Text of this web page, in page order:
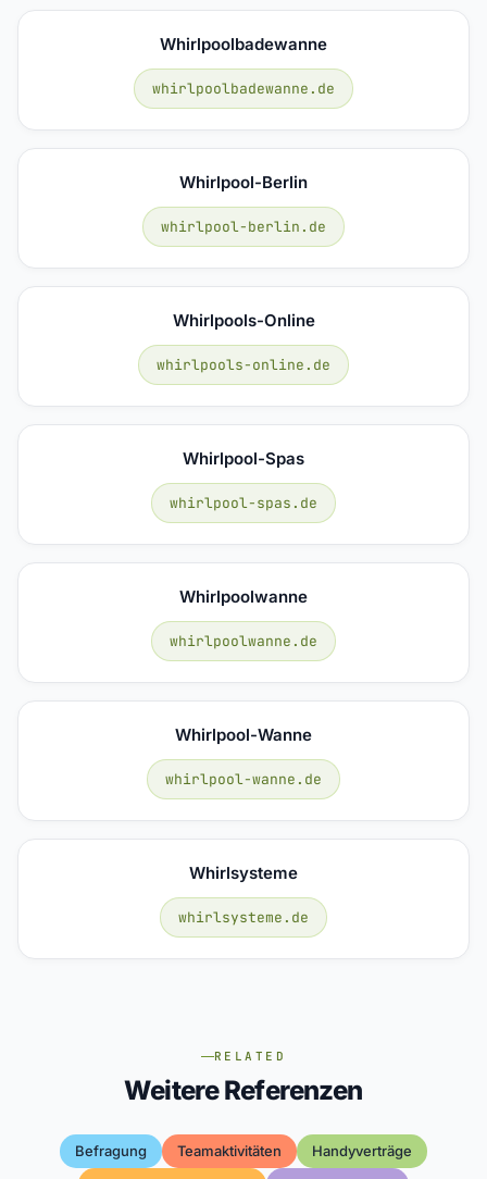
Whirlpoolbadewanne
whirlpoolbadewanne.de
Whirlpool-Berlin
whirlpool-berlin.de
Whirlpools-Online
whirlpools-online.de
Whirlpool-Spas
whirlpool-spas.de
Whirlpoolwanne
whirlpoolwanne.de
Whirlpool-Wanne
whirlpool-wanne.de
Whirlsysteme
whirlsysteme.de
RELATED
Weitere Referenzen
Befragung Teamaktivitäten
Handyverträge